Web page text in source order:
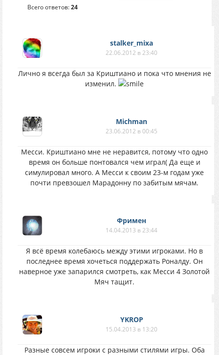
Всего ответов:24
stalker_mixa
22.06.2012 в 23:40
Лично я всегда был за Криштиано и пока что мнения не
изменил.
Michman
23.06.2012 в 00:45
Месси. Криштиано мне не неравится, потому что одно
время он больше понтовался чем играл( Да еще и
симулировал много. А Месси к своим 23-м годам уже
почти превзошел Марадонну по забитым мячам.
Фримен
14.04.2013 в 23:44
Я всё время колебаюсь между этими игроками. Но в
последнее время хочеться поддержать Роналду. Он
наверное уже запарился смотреть, как Месси 4 Золотой
Мяч тащит.
YKROP
15.04.2013 в 13:20
Разные совсем игроки с разными стилями игры. Оба